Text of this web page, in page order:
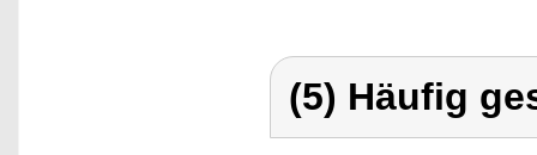
(5) Häufig